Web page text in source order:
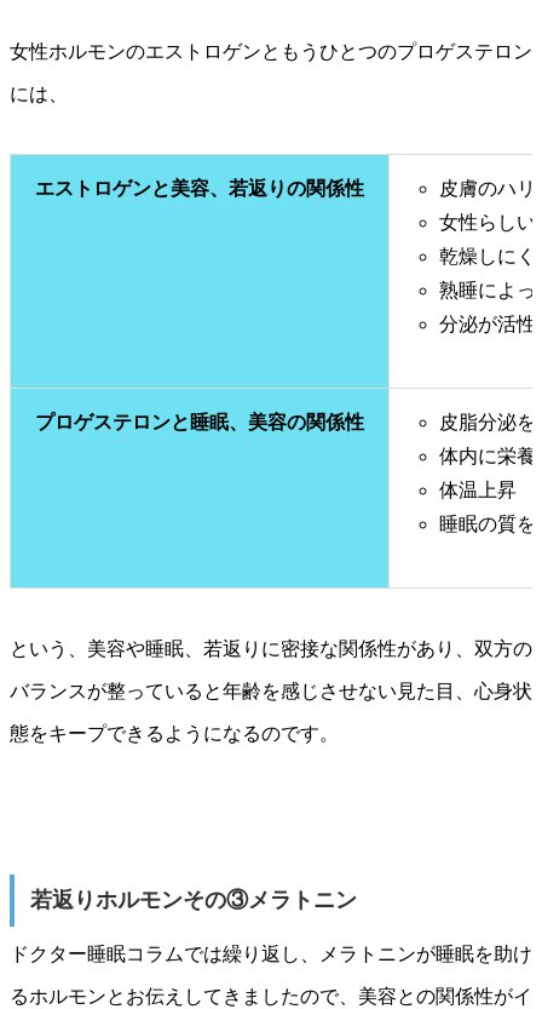
女性ホルモンのエストロゲンともうひとつのプロゲステロン
には、
エストロゲンと美容、若返りの関係性
皮膚のハリ
女性らしい
乾燥しにく
熟睡によっ
分泌が活性
プロゲステロンと睡眠、美容の関係性
皮脂分泌
体内に栄養
体温上昇
睡眠の質を
という、美容や睡眠、若返りに密接な関係性があり、双方の
バランスが整っていると年齢を感じさせない見た目、心身状
態をキープできるようになるのです。
若返りホルモンその③メラトニン
ドクター睡眠コラムでは繰り返し、メラトニンが睡眠を助け
るホルモンとお伝えしてきましたので、美容との関係性がイ